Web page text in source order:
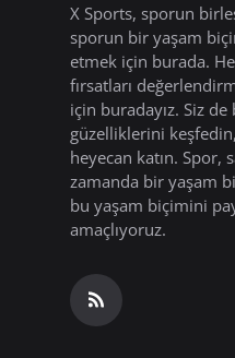
X Sports, sporun
sporun bir yaşam
etmek için burada.
fırsatları
için buradayız. Siz de
güzelliklerini
heyecan katın. Spor,
zamanda bir yaşam
bu yaşam biçimini
amaçlıyoruz.